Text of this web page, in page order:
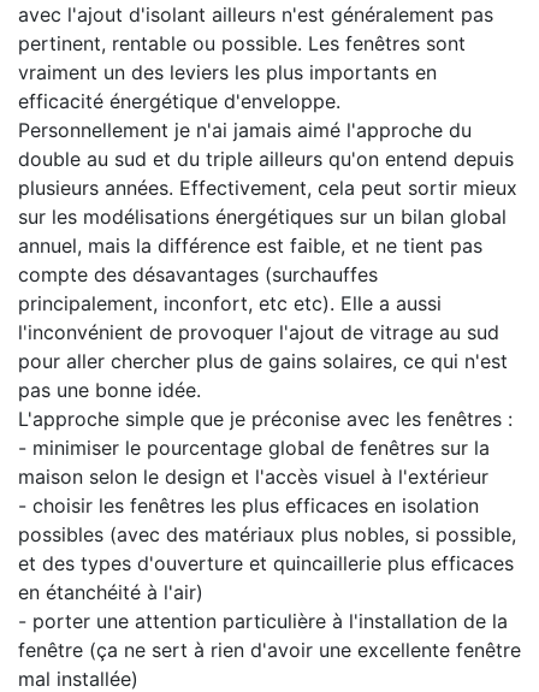
avec l'ajout d'isolant ailleurs n'est généralement pas
pertinent, rentable ou possible. Les fenêtres sont
vraiment un des leviers les plus importants en
efficacité énergétique d'enveloppe.
Personnellement je n'ai jamais aimé l'approche du
double au sud et du triple ailleurs qu'on entend depuis
plusieurs années. Effectivement, cela peut sortir mieux
sur les modélisations énergétiques sur un bilan global
annuel, mais la différence est faible, et ne tient pas
compte des désavantages (surchauffes
principalement, inconfort, etc etc). Elle a aussi
l'inconvénient de provoquer l'ajout de vitrage au sud
pour aller chercher plus de gains solaires, ce qui n'est
pas une bonne idée.
L'approche simple que je préconise avec les fenêtres :
- minimiser le pourcentage global de fenêtres sur la
maison selon le design et l'accès visuel à l'extérieur
- choisir les fenêtres les plus efficaces en isolation
possibles (avec des matériaux plus nobles, si possible,
et des types d'ouverture et quincaillerie plus efficaces
en étanchéité à l'air)
- porter une attention particulière à l'installation de la
fenêtre (ça ne sert à rien d'avoir une excellente fenêtre
mal installée)